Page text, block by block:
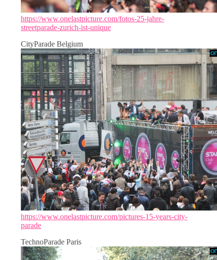
https://www.onelastpicture.com/fotos-25-jahre-
streetparade-zurich-ist-unique
CityParade Belgium
https://www.onelastpicture.com/pictures-15-years-city-
parade
TechnoParade Paris